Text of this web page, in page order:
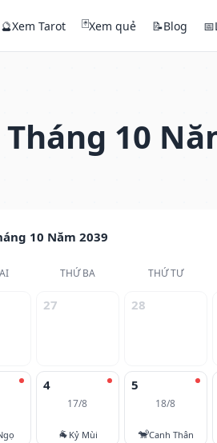
🔮Xem Tarot 🃏Xem quẻ 📝Blog 📅
10
10 Năm 2039
THỨ BA THỨ TƯ
27 28
4
17/8
🐐 Kỷ Mùi
5
18/8
🐒Canh Thân